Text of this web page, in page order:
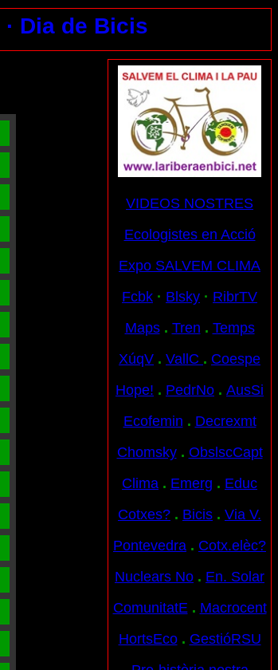
· Dia de Bicis
VIDEOS NOSTRES
Ecologistes en Acció
Expo SALVEM CLIMA
Fcbk · Blsky · RibrTV
Maps . Tren . Temps
XúqV . VallC . Coespe
Hope! . PedrNo . AusSi
Ecofemin . Decrexmt
Chomsky . ObslscCapt
Clima . Emerg . Educ
Cotxes? . Bicis . Via V.
Pontevedra . Cotx.elèc?
Nuclears No . En. Solar
ComunitatE . Macrocent
HortsEco . GestióRSU